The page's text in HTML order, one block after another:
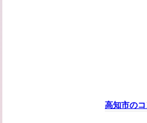
高知市の